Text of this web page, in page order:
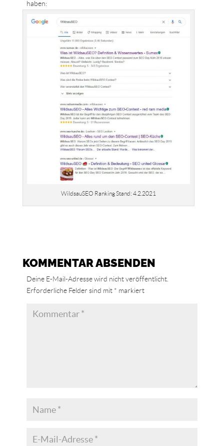
haben:
WildsauSEO Ranking Stand: 4.2.2021
KOMMENTAR ABSENDEN
Deine E-Mail-Adresse wird nicht veröffentlicht.
Erforderliche Felder sind mit * markiert